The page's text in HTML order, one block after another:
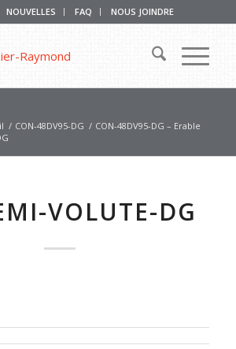
NOUVELLES FAQ NOUS JOINDRE
/ CON-48DV95-DG / CON-48DV95-DG – Erable
VOLUTE-DG